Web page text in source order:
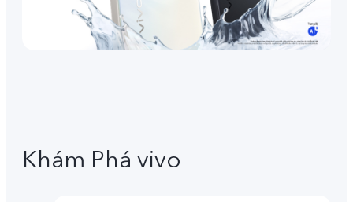
Khám Phá vivo